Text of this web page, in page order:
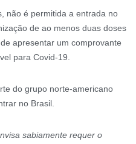
não é permitida a entrada no
de ao menos duas doses
apresentar um comprovante
para Covid-19.
do grupo norte-americano
no Brasil.
sabiamente requer o